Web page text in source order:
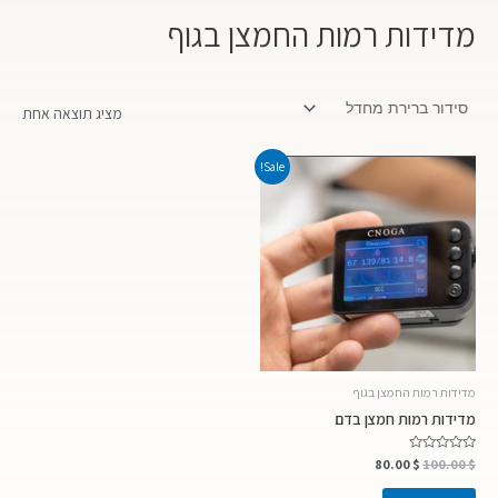
מדידות רמות החמצן בגוף
מציג תוצאה אחת
Sale!
מדידות רמות החמצן בגוף
מדידות רמות חמצן בדם
דורג
0
מתוך
100.00$
המחיר
המקורי
היה:
100.00 $.
80.00$
המחיר
הנוכחי
הוא:
80.00 $.